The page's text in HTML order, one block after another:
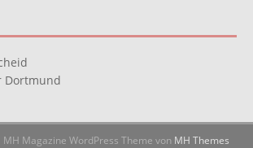
Dortmund
Magazine WordPress Theme von MH Themes